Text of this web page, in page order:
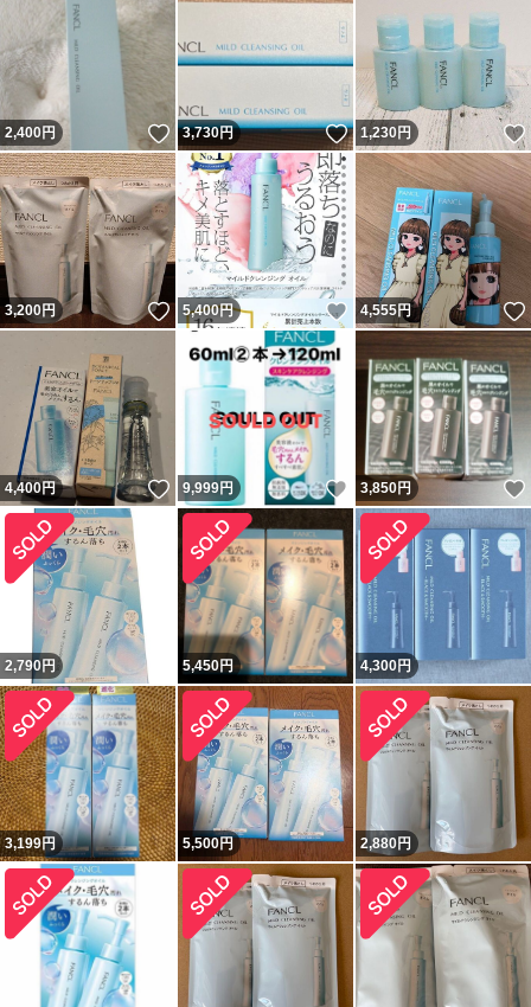
2,400円 いいね！
3,730円 いいね！
1,230円
3,200円 いいね！
5,400円 いいね！
4,555円
4,400円 いいね！
9,999円 いいね！
3,850円
2,790円 5,450円 4,300円
3,199円 5,500円 2,880円